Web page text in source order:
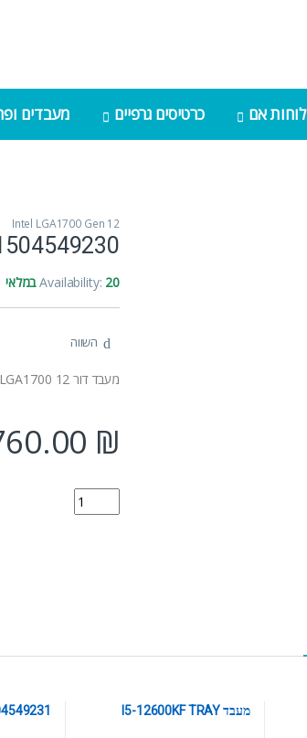
לוחות אם כרטיסים גרפיים מעבדים
Intel LGA1700 Gen 12
Availability: 20 במלאי
השווה
מעבד דור 12 INTEL I9-12900K Tray 5.2Ghz UP TO TDP 241W LGA1700
₪
quantity
מעבד I5-12600KF TRAY